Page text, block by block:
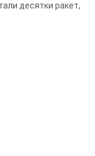
десятки ракет,